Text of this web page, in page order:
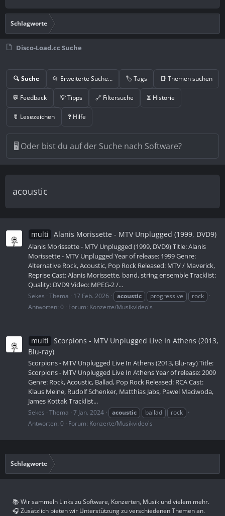
Schlagworte
Disco-Load.cc Suche
🔍 Suche 📂 Erweiterte Suche… 🏷️ Tags 📑 Themen suchen
💬 Feedback 💡 Tipps 🔗 Filtersuche ⏳ Historie
🔖 Lesezeichen ❓ Hilfe
acoustic
multi Alanis Morissette - MTV Unplugged (1999, DVD9)
Alanis Morissette - MTV Unplugged (1999, DVD9) Title: Alanis
Morissette - MTV Unplugged Year of release: 1999 Genre:
Alternative Rock, Acoustic, Pop Rock Released: MTV / Maverick,
Reprise Cast: Alanis Morissette, band, string ensemble Tracklist:
Quality: DVD9 Video: MPEG-2 /...
Sekes Thema 17 Feb. 2026 acoustic progressive
rock
Antworten: 0
Forum: Konzerte/Musikvideo's
multi Scorpions - MTV Unplugged Live In Athens (2013,
Blu-ray)
Scorpions - MTV Unplugged Live In Athens (2013, Blu-ray) Title:
Scorpions - MTV Unplugged Live In Athens Year of release: 2009
Genre: Rock, Acoustic, Ballad, Pop Rock Released: RCA Cast:
Klaus Meine, Rudolf Schenker, Matthias Jabs, Pawel Maciwoda,
James Kottak Tracklist...
Sekes Thema 7 Jan. 2024 acoustic ballad
rock
Antworten: 0
Forum: Konzerte/Musikvideo's
Schlagworte
📚 Wir sammeln Links zu Software, Konzerten, Musik und vielem mehr.
🎧 Zusätzlich bieten wir Unterstützung zu verschiedenen Themen an.